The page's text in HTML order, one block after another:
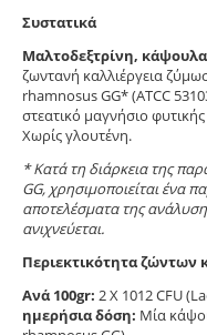
Συστατικά
Μαλτοδεξτρίνη,
ζωντανή καλλιέργεια
rhamnosus GG* (ATCC
στεατικό μαγνήσιο
Χωρίς γλουτένη.
* Κατά τη διάρκεια της
GG, χρησιμοποιείται ένα
αποτελέσματα της
ανιχνεύεται.
Περιεκτικότητα ζώντων
Ανά 100gr: 2 X 1012 CFU
ημερήσια δόση: Μία